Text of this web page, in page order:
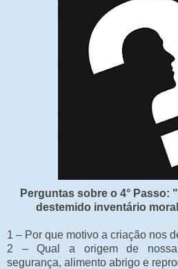
Perguntas sobre o 4° Passo:
destemido inventário
1 – Por que motivo a criação nos
2 – Qual a origem de nossa
segurança, alimento abrigo e